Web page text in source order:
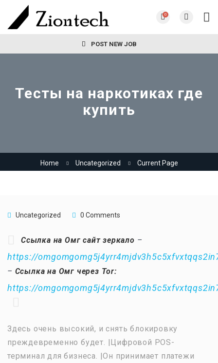
0
POST NEW JOB
Тесты на наркотиках где
купить
Home Uncategorized Current Page
Uncategorized 0 Comments
Ссылка на Омг сайт зеркало –
https://
– Ссылка на Омг через Tor:
https://
Здесь очень высокий, и снять блокировку
преждевременно будет. |Цифровой POS-
терминал для бизнеса. |Он принимает платежи